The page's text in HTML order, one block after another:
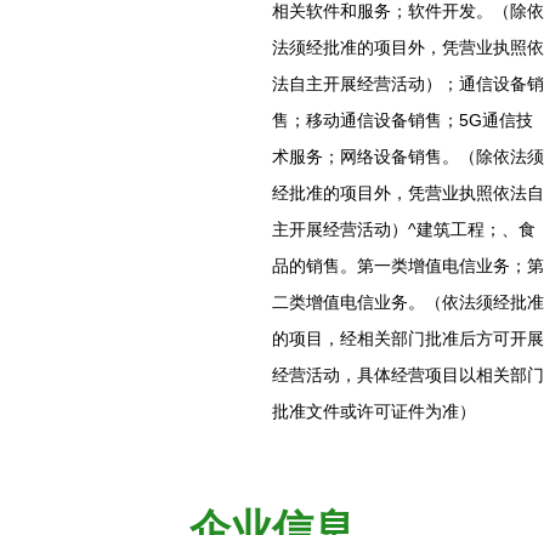
相关软件和服务；软件开发。（除依
法须经批准的项目外，凭营业执照依
法自主开展经营活动）；通信设备销
售；移动通信设备销售；5G通信技
术服务；网络设备销售。（除依法须
经批准的项目外，凭营业执照依法自
主开展经营活动）^建筑工程；、食
品的销售。第一类增值电信业务；第
二类增值电信业务。（依法须经批准
的项目，经相关部门批准后方可开展
经营活动，具体经营项目以相关部门
批准文件或许可证件为准）